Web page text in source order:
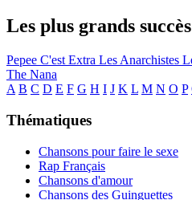
Les plus grands
Pepee C'est Extra Les Anarchistes
The Nana
A B C D E F G H I J K L M N O P
Thématiques
Chansons pour faire le sexe
Rap Français
Chansons d'amour
Chansons des Guinguettes